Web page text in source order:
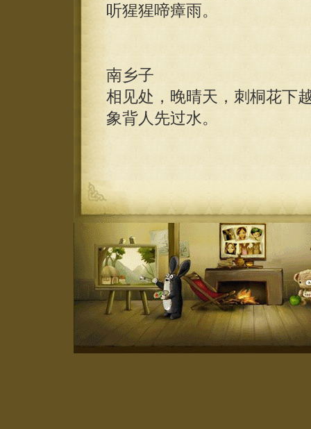
听猩猩啼瘴雨。
南乡子
相见处，晚晴天，刺桐花下
象背人先过水。